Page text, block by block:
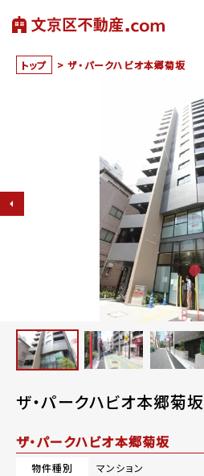
トップ > ザ・パークハビオ本郷菊坂
ザ・パークハビオ本郷菊坂
ザ・パークハビオ本郷菊坂
物件種別
マンション